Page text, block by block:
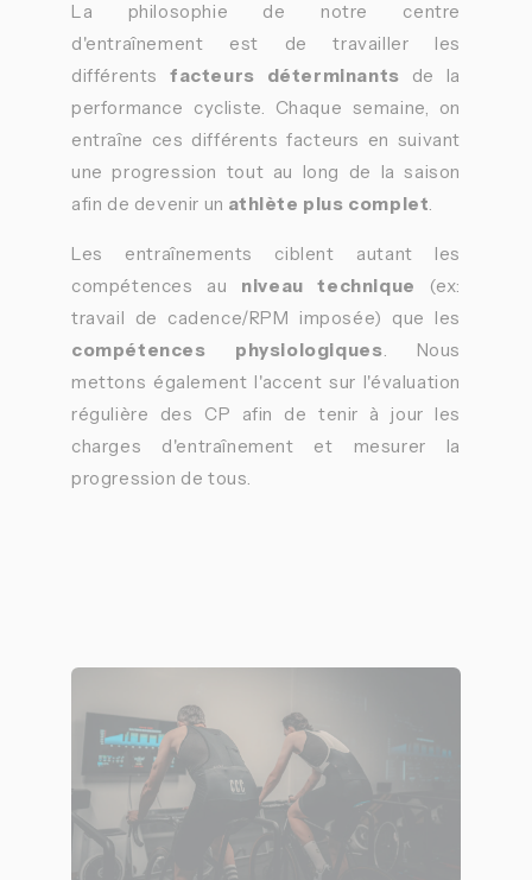
La philosophie de notre centre
d'entraînement est de travailler les
différents facteurs déterminants de la
performance cycliste. Chaque semaine, on
entraîne ces différents facteurs en suivant
une progression tout au long de la saison
afin de devenir un athlète plus complet.
Les entraînements ciblent autant les
compétences au niveau technique
(ex:
travail de cadence/RPM imposée) que les
compétences physiologiques. Nous
mettons également l'accent sur l'évaluation
régulière des CP afin de tenir à jour les
charges d'entraînement et mesurer la
progression de tous.